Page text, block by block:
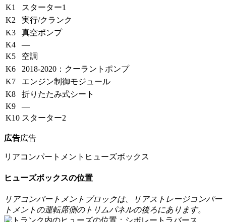
K1
スターター1
K2
実行/クランク
K3
真空ポンプ
K4
—
K5
空調
K6
2018-2020：クーラントポンプ
K7
エンジン制御モジュール
K8
折りたたみ式シート
K9
—
K10 スターター2
広告広告
リアコンパートメントヒューズボックス
ヒューズボックスの位置
リアコンパートメントブロックは、リアストレージコンパー
トメントの運転席側のトリムパネルの後ろにあります。